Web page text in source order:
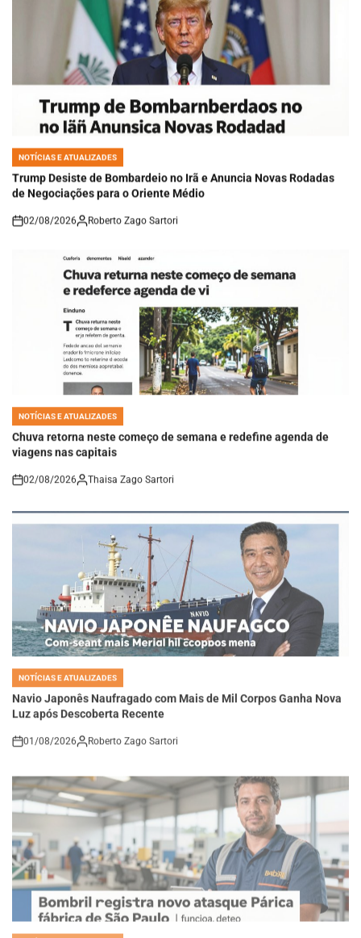
POSTED
IN
NOTÍCIAS E ATUALIZADES
Trump Desiste de Bombardeio no Irã e Anuncia Novas Rodadas
de Negociações para o Oriente Médio
on
POSTED
IN
Chuva retorna neste começo de semana e redefine agenda de
viagens nas capitais
on
IN
NOTÍCIAS E ATUALIZADES
Navio Japonês Naufragado com Mais de Mil Corpos Ganha Nova
Luz após Descoberta Recente
01/08/2026 Roberto Zago Sartori
POSTED
NOTÍCIAS E ATUALIZADES
Bombril registra novo ataque em fábrica de São Paulo;